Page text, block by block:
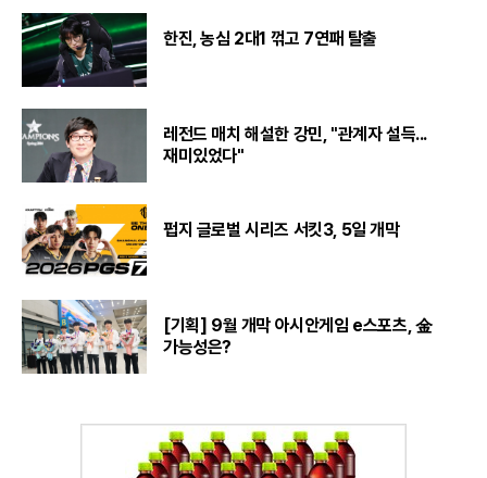
한진, 농심 2대1 꺾고 7연패 탈출
레전드 매치 해설한 강민, "관계자 설득...
재미있었다"
펍지 글로벌 시리즈 서킷3, 5일 개막
[기획] 9월 개막 아시안게임 e스포츠, 金
가능성은?